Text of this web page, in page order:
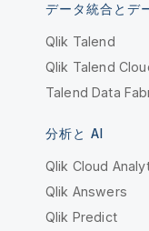
データ統合とデ
Qlik Talend
Qlik Talend
Talend Data
分析と AI
Qlik Cloud
Qlik Answers
Qlik Predict